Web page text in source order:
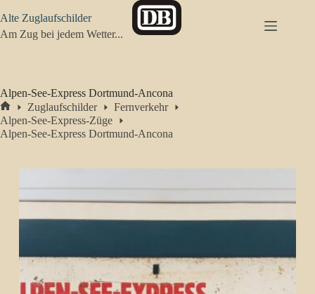
Inhalt
springen
Alte Zuglaufschilder
Am Zug bei jedem Wetter...
Alpen-See-Express Dortmund-Ancona
Start
Zuglaufschilder
Fernverkehr
Alpen-See-Express-Züge
Alpen-See-Express Dortmund-Ancona